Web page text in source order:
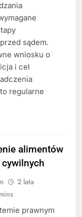
sądem.
wniosku o
i cel
regularne
alimentów
2 lata
prawnym